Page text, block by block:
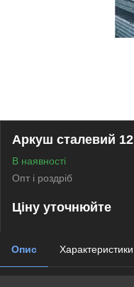
Аркуш сталевий 12
В наявності
Опт і роздріб
Ціну уточнюйте
Опис Характеристики